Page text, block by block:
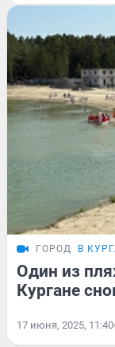
ГОРОД В
Один из
Кургане
17 июня, 2025, 11:40